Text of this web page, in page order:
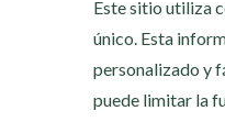
Este sitio utiliza
único. Esta
personalizado y
puede limitar la